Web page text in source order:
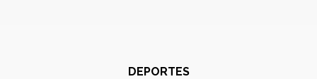
DEPORTES